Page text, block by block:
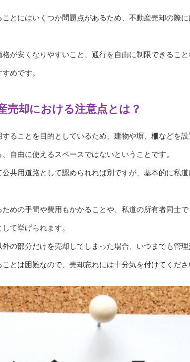
とにはいくつか問題点があるため、不動産売却の際
が安くなりやすいこと、通行を自由に制限できるこ
めです。
売却における注意点とは？
ることを目的としているため、建物や塀、柵などを設
自由に使えるスペースではないということです。
共用道路として認められれば別ですが、基本的に私
めの手間や費用もかかることや、私道の所有者同士
て挙げられます。
の部分だけを売却してしまった場合、いつまでも管理
とは困難なので、売却忘れには十分気を付けてくださ